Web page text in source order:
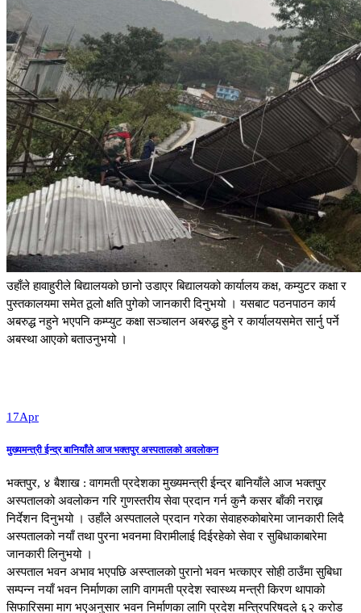
उहाँले हावाहुरीले बिद्यालयको छानो उडाएर बिद्यालयको कार्यालय कक्ष, कम्युटर कक्षा र
पुस्तकालयमा समेत ठूलो क्षति पुगेको जानकारी दिनुभयो । यसबाट पठनपाठन कार्य
अबरुद्ध नहुने भएपनि कम्प्युट कक्षा सञ्चालन अबरुद्ध हुने र कार्यालयसमेत सार्नु पर्ने
अबस्था आएको बताउनुभयो ।
17Apr
मुख्यमन्त्री ईन्द्र बानियाँले आज भक्तपुर अस्पतालको अवलोकन
भक्तपुर, ४ बैशाख : वागमती प्रदेशका मुख्यमन्त्री ईन्द्र बानियाँले आज भक्तपुर
अस्पतालको अवलोकन गरि गुणस्तरीय सेवा प्रदान गर्न कुनै कसर बाँकी नराख्न
निर्देशन दिनुभयो । उहाँले अस्पतालले प्रदान गरेका सेवाहरुकोबारेमा जानकारी लिदै
अस्पतालको नयाँ तथा पुरना भवनमा विरामीलाई दिईरहेको सेवा र सुबिधाकाबारेमा
जानकारी लिनुभयो ।
अस्पताल भवन अभाव भएपछि अस्प्तालको पुरानो भवन भत्काएर सोही ठाउँमा सुबिधा
सम्पन्न नयाँ भवन निर्माणका लागि वागमती प्रदेश स्वास्थ्य मन्त्री किरण थापाको
सिफारिसमा माग भएअनुसार भवन निर्माणका लागि प्रदेश मन्त्रिपरिषदले ६२ करोड